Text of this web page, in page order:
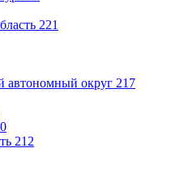
221
автономный округ 217
212